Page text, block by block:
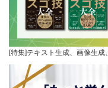
[特集]テキスト生成、画像生